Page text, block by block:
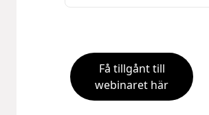
Få tillgånt till
webinaret här